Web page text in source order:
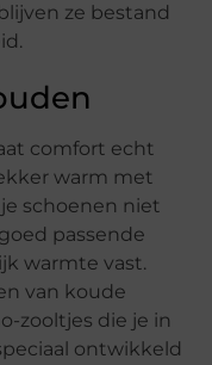
ze bestand
comfort echt
warm met
schoenen niet
passende
warmte vast.
van koude
zooltjes die je in
ontwikkeld